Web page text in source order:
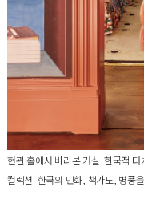
현관 홀에서 바라본 거실. 한국적
컬렉션. 한국의 민화, 책가도, 병풍